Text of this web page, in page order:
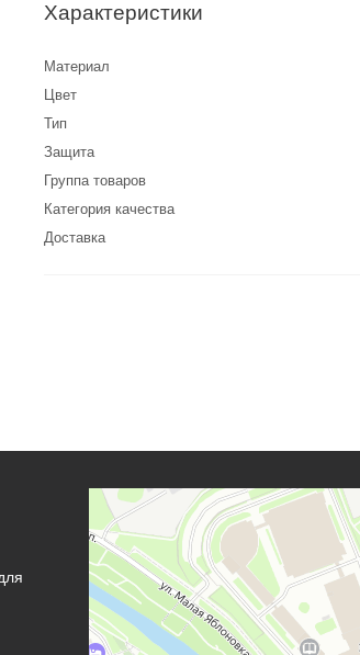
Характеристики
Материал
Цвет
Тип
Защита
Группа товаров
Категория качества
Доставка